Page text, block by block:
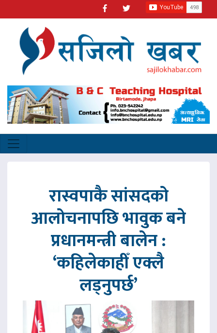
रास्वपाकै सांसदको
आलोचनापछि भावुक बने
प्रधानमन्त्री बालेन :
‘कहिलेकाहीँ एक्लै
लड्नुपर्छ’